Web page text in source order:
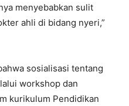
menyebabkan sulit
ahli di bidang nyeri,”
sosialisasi tentang
workshop dan
kurikulum Pendidikan